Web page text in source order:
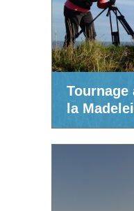
Tournage
la